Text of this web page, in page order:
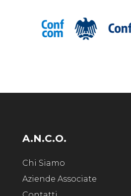
A.N.C.O.
Chi Siamo
Aziende Associate